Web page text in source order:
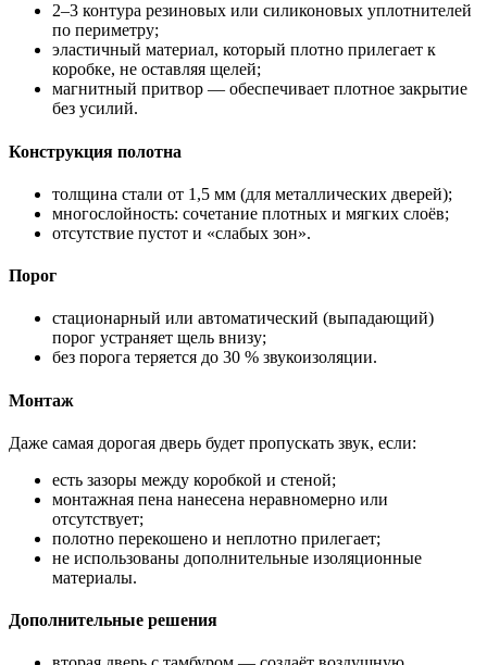
2–3 контура резиновых или силиконовых уплотнителей
по периметру;
эластичный материал, который плотно прилегает к
коробке, не оставляя щелей;
магнитный притвор — обеспечивает плотное закрытие
без усилий.
Конструкция полотна
толщина стали от 1,5 мм (для металлических дверей);
многослойность: сочетание плотных и мягких слоёв;
отсутствие пустот и «слабых зон».
Порог
стационарный или автоматический (выпадающий)
порог устраняет щель внизу;
без порога теряется до 30 % звукоизоляции.
Монтаж
Даже самая дорогая дверь будет пропускать звук, если:
есть зазоры между коробкой и стеной;
монтажная пена нанесена неравномерно или
отсутствует;
полотно перекошено и неплотно прилегает;
не использованы дополнительные изоляционные
материалы.
Дополнительные решения